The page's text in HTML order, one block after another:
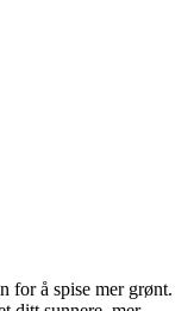
for å spise mer grønt.